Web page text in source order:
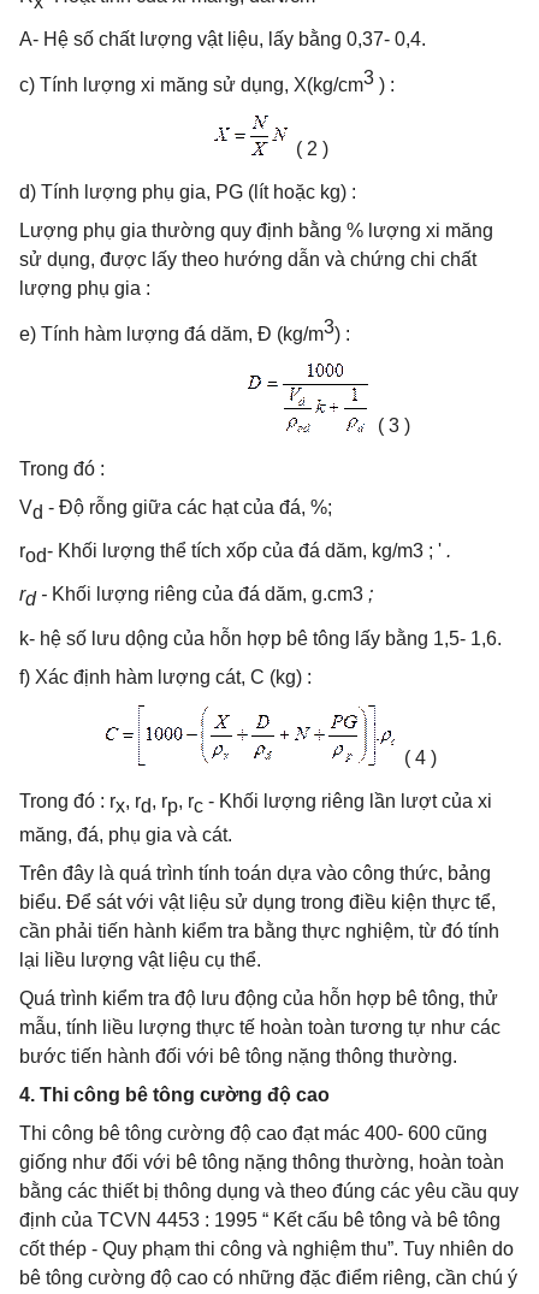
A- Hệ số chất lượng vật liệu, lấy bằng 0,37- 0,4.
c) Tính lượng xi măng sử dụng, X(kg/cm3 ) :
( 2 )
d) Tính lượng phụ gia, PG (lít hoặc kg) :
Lượng phụ gia thường quy định bằng % lượng xi măng
sử dụng, được lấy theo hướng dẫn và chứng chi chất
lượng phụ gia :
e) Tính hàm lượng đá dăm, Đ (kg/m3) :
( 3 )
Trong đó :
Vd - Độ rỗng giữa các hạt của đá, %;
rod- Khối lượng thể tích xốp của đá dăm, kg/m3 ; ' .
rd- Khối lượng riêng của đá dăm, g.cm3 ;
k- hệ số lưu dộng của hỗn hợp bê tông lấy bằng 1,5- 1,6.
f) Xác định hàm lượng cát, C (kg) :
( 4 )
Trong đó : rx, rd, rp, rc - Khối l­ượng riêng lần l­ượt của xi
măng, đá, phụ gia và cát.
Trên đây là quá trình tính toán dựa vào công thức, bảng
biểu. Để sát với vật liệu sử dụng trong điều kiện thực tể,
cần phải tiến hành kiểm tra bằng thực nghiệm, từ đó tính
lại liều lượng vật liệu cụ thể.
Quá trình kiểm tra độ lưu động của hỗn hợp bê tông, thử
mẫu, tính liều lượng thực tế hoàn toàn tương tự như các
bước tiến hành đối với bê tông nặng thông thường.
4. Thi công bê tông cường độ cao
Thi công bê tông cường độ cao đạt mác 400- 600 cũng
giống như đối với bê tông nặng thông thường, hoàn toàn
bằng các thiết bị thông dụng và theo đúng các yêu cầu quy
định của TCVN 4453 : 1995 “ Kết cấu bê tông và bê tông
cốt thép - Quy phạm thi công và nghiệm thu”. Tuy nhiên do
bê tông cường độ cao có những đặc điểm riêng, cần chú ý